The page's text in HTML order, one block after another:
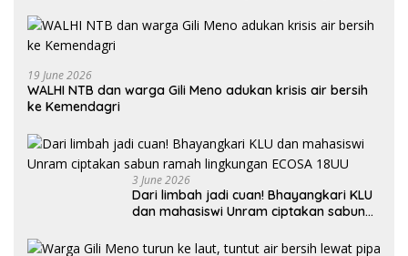
19 June 2026
WALHI NTB dan warga Gili Meno adukan krisis air bersih
ke Kemendagri
3 June 2026
Dari limbah jadi cuan! Bhayangkari KLU
dan mahasiswi Unram ciptakan sabun